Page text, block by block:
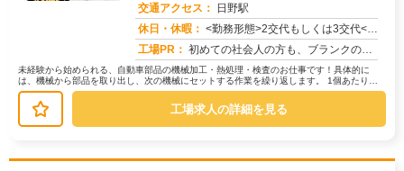
交通アクセス：
日野駅
休日・休暇： <勤務形態>2交代もしくは3交代<休日>土日またはシフト制
工場PR： 初めての社会人の方も、ブランクのある方も安心！株式会社京栄センターで、新しい一歩を踏み出してみませんか？→充実のサ...
未経験から始められる、自動車部品の機械加工・熱処理・検査のお仕事です！具体的に
は、機械から部品を取り出し、次の機械にセットする作業を繰り返します。 1個あたり約
30秒の作業で、1時間に2000...
工場求人の詳細を見る